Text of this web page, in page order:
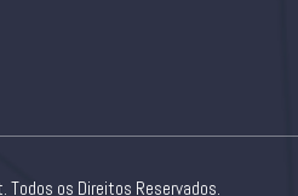
os Direitos Reservados.